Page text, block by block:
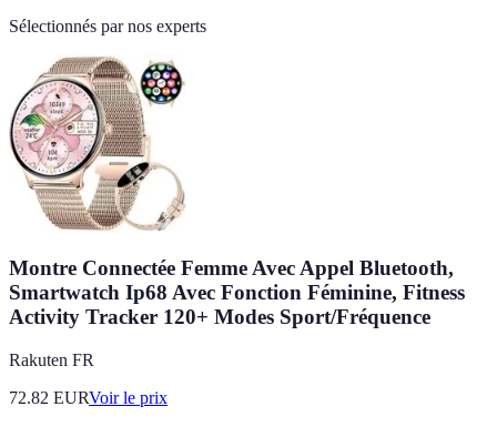
Sélectionnés par nos experts
Montre Connectée Femme Avec Appel Bluetooth,
Smartwatch Ip68 Avec Fonction Féminine, Fitness
Activity Tracker 120+ Modes Sport/Fréquence
Rakuten FR
72.82 EURVoir le prix